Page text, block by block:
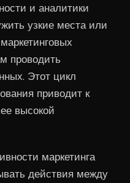
и аналитики
узкие места или
проводить
Этот цикл
приводит к
высокой
маркетинга
действия между